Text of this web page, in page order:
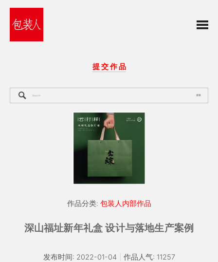
提 交 作 品
搜索
作品分类: 包装人内部作品
深山福址新年礼盒 设计与落地生产案例
发布时间: 2022-01-04 作品人气: 11257